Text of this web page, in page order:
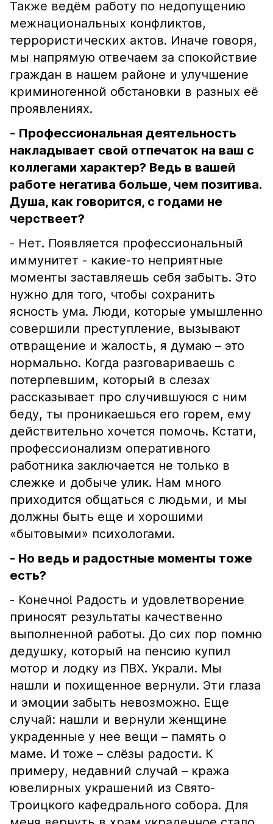
Также ведём работу по недопущению
межнациональных конфликтов,
террористических актов. Иначе говоря,
мы напрямую отвечаем за спокойствие
граждан в нашем районе и улучшение
криминогенной обстановки в разных её
проявлениях.
- Профессиональная деятельность
накладывает свой отпечаток на ваш с
коллегами характер? Ведь в вашей
работе негатива больше, чем позитива.
Душа, как говорится, с годами не
черствеет?
- Нет. Появляется профессиональный
иммунитет - какие-то неприятные
моменты заставляешь себя забыть. Это
нужно для того, чтобы сохранить
ясность ума. Люди, которые умышленно
совершили преступление, вызывают
отвращение и жалость, я думаю – это
нормально. Когда разговариваешь с
потерпевшим, который в слезах
рассказывает про случившуюся с ним
беду, ты проникаешься его горем, ему
действительно хочется помочь. Кстати,
профессионализм оперативного
работника заключается не только в
слежке и добыче улик. Нам много
приходится общаться с людьми, и мы
должны быть еще и хорошими
«бытовыми» психологами.
- Но ведь и радостные моменты тоже
есть?
- Конечно! Радость и удовлетворение
приносят результаты качественно
выполненной работы. До сих пор помню
дедушку, который на пенсию купил
мотор и лодку из ПВХ. Украли. Мы
нашли и похищенное вернули. Эти глаза
и эмоции забыть невозможно. Еще
случай: нашли и вернули женщине
украденные у нее вещи – память о
маме. И тоже – слёзы радости. К
примеру, недавний случай – кража
ювелирных украшений из Свято-
Троицкого кафедрального собора. Для